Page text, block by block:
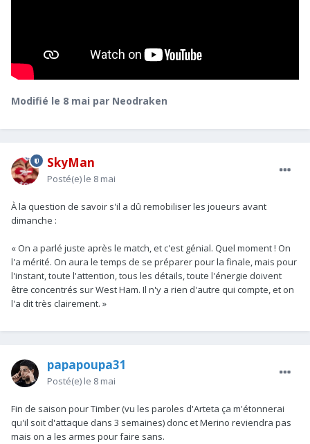
Modifié le 8 mai par Neodraken
SkyMan
Posté(e) le 8 mai
À la question de savoir s'il a dû remobiliser les joueurs avant
dimanche :
« On a parlé juste après le match, et c'est génial. Quel moment ! On
l'a mérité. On aura le temps de se préparer pour la finale, mais pour
l'instant, toute l'attention, tous les détails, toute l'énergie doivent
être concentrés sur West Ham. Il n'y a rien d'autre qui compte, et on
l'a dit très clairement. »
papapoupa31
Posté(e) le 8 mai
Fin de saison pour Timber (vu les paroles d'Arteta ça m'étonnerai
qu'il soit d'attaque dans 3 semaines) donc et Merino reviendra pas
mais on a les armes pour faire sans.